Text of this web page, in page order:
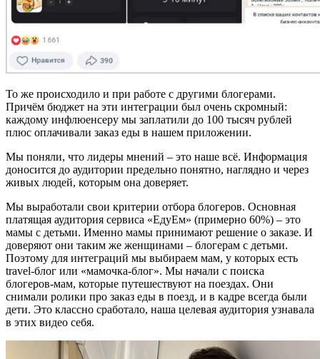
То же происходило и при работе с другими блогерами.
Причём бюджет на эти интеграции был очень скромный:
каждому инфлюенсеру мы заплатили до 100 тысяч рублей
плюс оплачивали заказ еды в нашем приложении.
Мы поняли, что лидеры мнений – это наше всё. Информация
доносится до аудитории предельно понятно, наглядно и через
живых людей, которым она доверяет.
Мы выработали свои критерии отбора блогеров. Основная
платящая аудитория сервиса «ЕдуЕм» (примерно 60%) – это
мамы с детьми. Именно мамы принимают решение о заказе. И
доверяют они таким же женщинами – блогерам с детьми.
Поэтому для интеграций мы выбираем мам, у которых есть
travel-блог или «мамочка-блог». Мы начали с поиска
блогеров-мам, которые путешествуют на поездах. Они
снимали ролики про заказ еды в поезд, и в кадре всегда были
дети. Это классно сработало, наша целевая аудитория узнавала
в этих видео себя.